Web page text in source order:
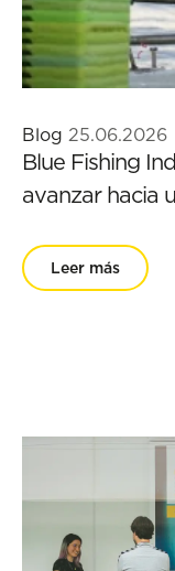
Blog 25.06.2026
Blue Fishing
avanzar hacia
Leer más